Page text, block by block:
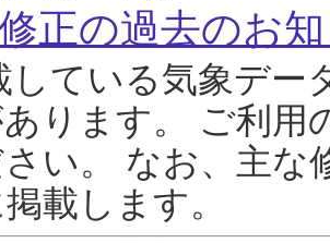
正の過去のお
ている気象デー
ります。 ご利用
い。 なお、主な
載します。